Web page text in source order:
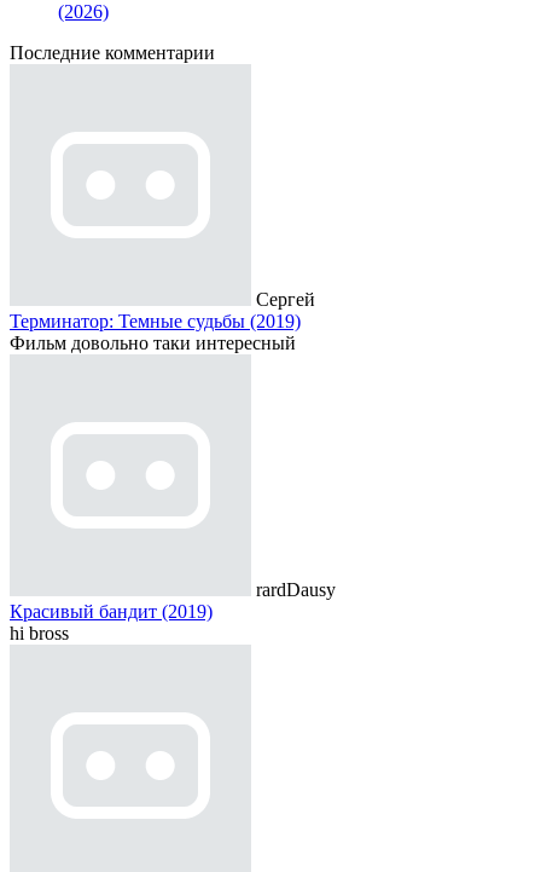
(2026)
Последние комментарии
Сергей
Терминатор: Темные судьбы (2019)
Фильм довольно таки интересный
rardDausy
Красивый бандит (2019)
hi bross